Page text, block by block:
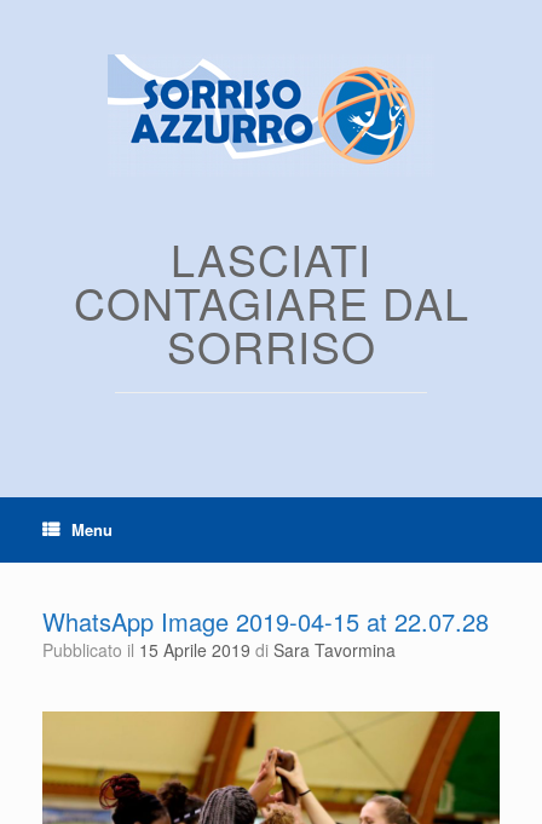
LASCIATI
CONTAGIARE DAL
SORRISO
Menu
WhatsApp Image 2019-04-15 at 22.07.28
Pubblicato il 15 Aprile 2019 di Sara Tavormina